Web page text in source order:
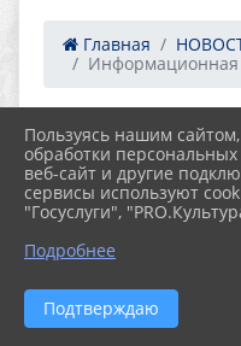
Главная
Информационная
02.06.2026 11:59
Пользуясь нашим
обработки
веб-сайт и другие
сервисы используют
"Госуслуги",
Подробнее
Подтверждаю